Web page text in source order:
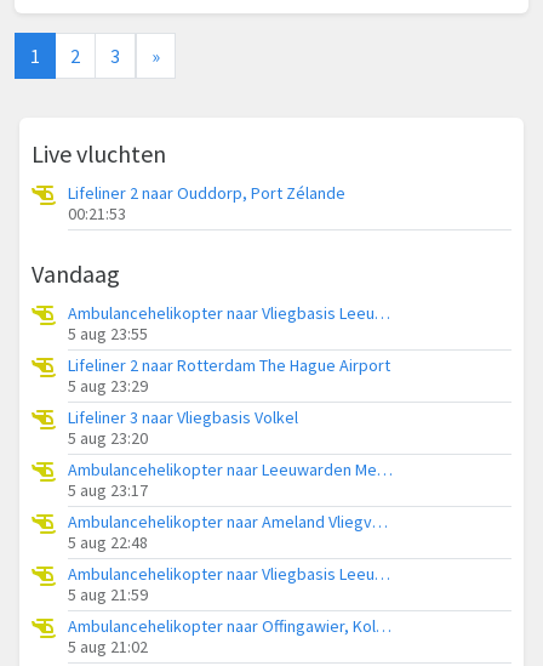
1 2 3 »
Live vluchten
Lifeliner 2 naar Ouddorp, Port Zélande
00:21:53
Vandaag
Ambulancehelikopter naar Vliegbasis Leeuwarden
5 aug 23:55
Lifeliner 2 naar Rotterdam The Hague Airport
5 aug 23:29
Lifeliner 3 naar Vliegbasis Volkel
5 aug 23:20
Ambulancehelikopter naar Leeuwarden Medical Center Heliport
5 aug 23:17
Ambulancehelikopter naar Ameland Vliegveld Ballum
5 aug 22:48
Ambulancehelikopter naar Vliegbasis Leeuwarden
5 aug 21:59
Ambulancehelikopter naar Offingawier, Kolmarslân
5 aug 21:02